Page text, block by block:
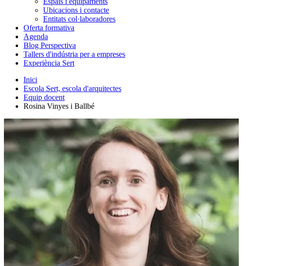
Ubicacions i contacte
Entitats col·laboradores
Oferta formativa
Agenda
Blog Perspectiva
Tallers d'indústria per a empreses
Experiència Sert
Inici
Escola Sert, escola d'arquitectes
Equip docent
Rosina Vinyes i Ballbé